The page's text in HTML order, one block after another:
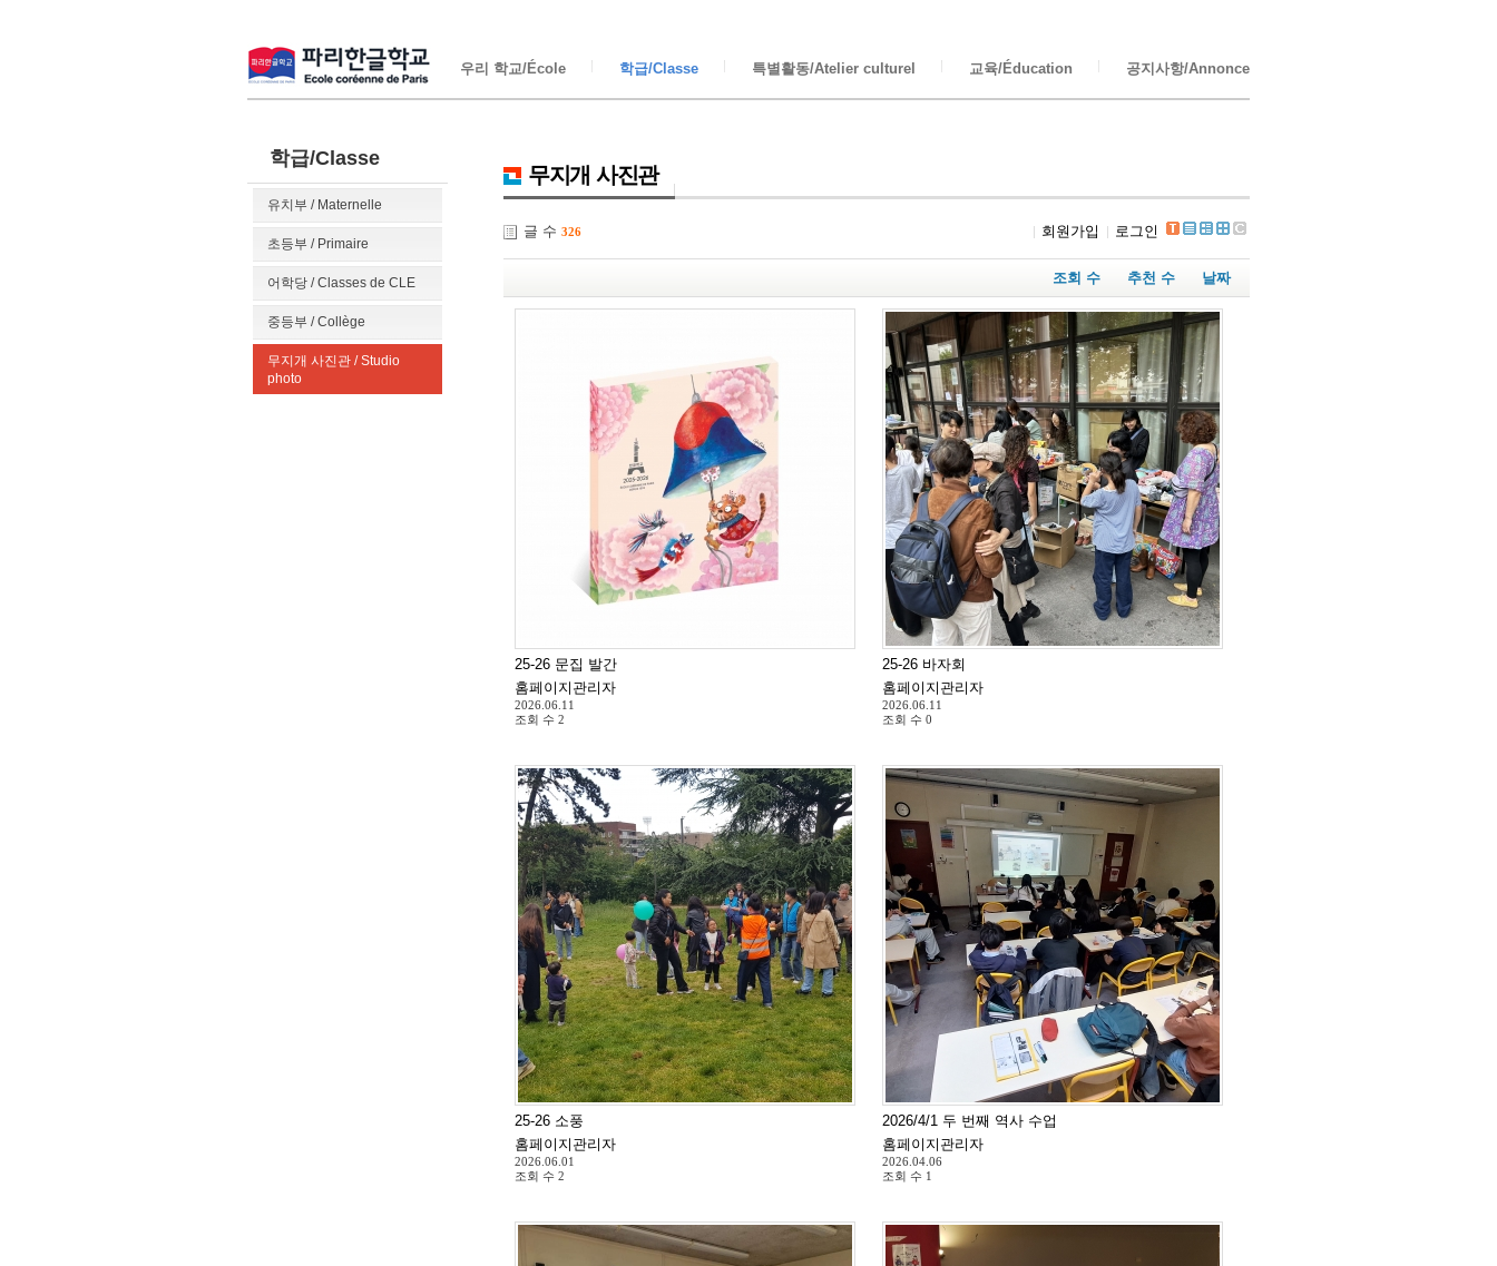
우리 학교/École 학급/Classe 특별활동/Atelier culturel 교육/Éducation 공지사항/Annonce
학급/Classe
유치부 / Maternelle
초등부 / Primaire
어학당 / Classes de CLE
중등부 / Collège
무지개 사진관 / Studio
photo
무지개 사진관
글 수 326 회원가입 로그인
조회 수 추천 수 날짜
25-26 문집 발간
홈페이지관리자
2026.06.11
조회 수 2
25-26 바자회
홈페이지관리자
2026.06.11
조회 수 0
25-26 소풍
홈페이지관리자
2026.06.01
조회 수 2
2026/4/1 두 번째 역사 수업
홈페이지관리자
2026.04.06
조회 수 1